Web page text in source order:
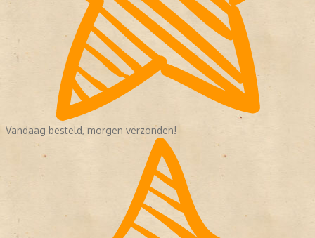
Vandaag besteld, morgen verzonden!